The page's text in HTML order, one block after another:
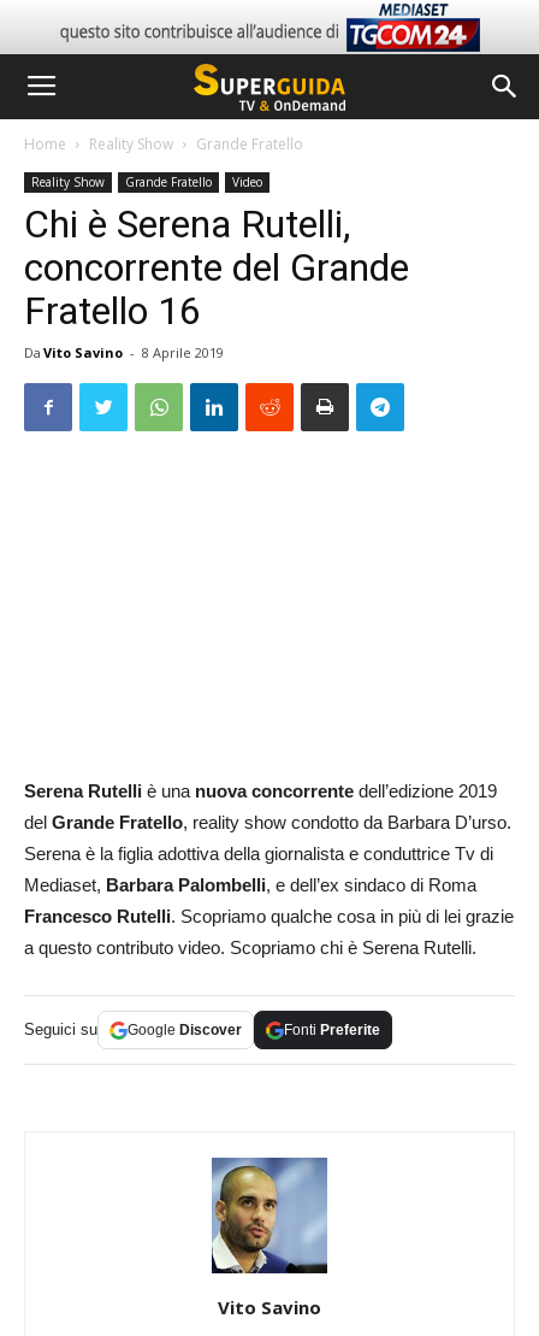
Home Reality Show Grande Fratello
Reality Show Grande Fratello Video
Chi è Serena Rutelli,
concorrente del Grande
Fratello 16
Da Vito Savino - 8 Aprile 2019
Serena Rutelli è una nuova concorrente dell’edizione 2019
del Grande Fratello, reality show condotto da Barbara D’urso.
Serena è la figlia adottiva della giornalista e conduttrice Tv di
Mediaset, Barbara Palombelli, e dell’ex sindaco di Roma
Francesco Rutelli. Scopriamo qualche cosa in più di lei grazie
a questo contributo video. Scopriamo chi è Serena Rutelli.
Seguici su Google Discover Fonti Preferite
Vito Savino